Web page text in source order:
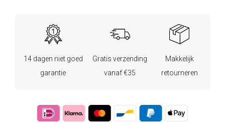
14 dagen niet goed
garantie
Gratis verzending
vanaf €35
Makkelijk
retourneren